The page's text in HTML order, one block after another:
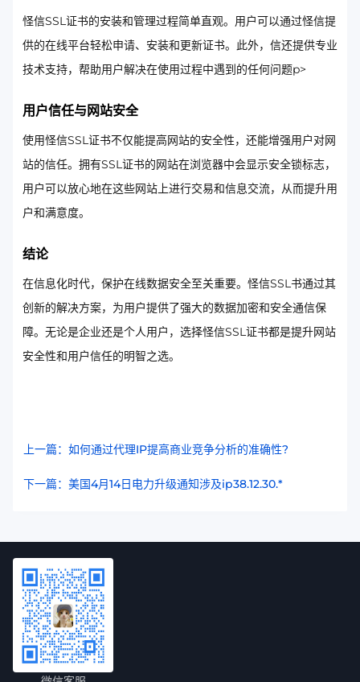
怪信SSL证书的安装和管理过程简单直观。用户可以通过怪信提
供的在线平台轻松申请、安装和更新证书。此外，信还提供专业
技术支持，帮助用户解决在使用过程中遇到的任何问题p>
用户信任与网站安全
使用怪信SSL证书不仅能提高网站的安全性，还能增强用户对网
站的信任。拥有SSL证书的网站在浏览器中会显示安全锁标志，
用户可以放心地在这些网站上进行交易和信息交流，从而提升用
户和满意度。
结论
在信息化时代，保护在线数据安全至关重要。怪信SSL书通过其
创新的解决方案，为用户提供了强大的数据加密和安全通信保
障。无论是企业还是个人用户，选择怪信SSL证书都是提升网站
安全性和用户信任的明智之选。
上一篇：如何通过代理IP提高商业竞争分析的准确性?
下一篇：美国4月14日电力升级通知涉及ip38.12.30.*